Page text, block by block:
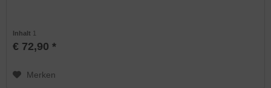
Inhalt 1
€ 72,90 *
Merken